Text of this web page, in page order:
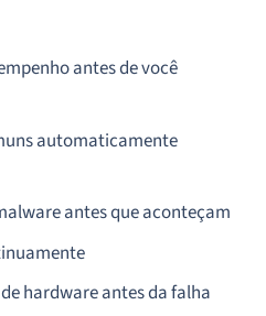
antes de você
automaticamente
antes que aconteçam
hardware antes da falha